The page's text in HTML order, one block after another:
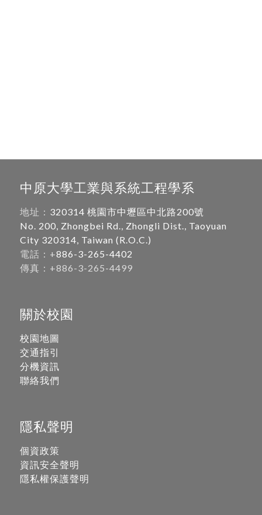
中原大學工業與系統工程學系
地址： 320314 桃園市中壢區中北路200號
No. 200, Zhongbei Rd., Zhongli Dist., Taoyuan
City 320314, Taiwan (R.O.C.)
電話：+886-3-265-4402
傳真：+886-3-265-4499
關於校園
校園地圖
交通指引
分機資訊
聯絡我們
隱私聲明
個資政策
資訊安全聲明
隱私權保護聲明